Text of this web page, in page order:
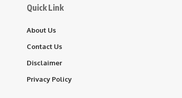
Quick Link
About Us
Contact Us
Disclaimer
Privacy Policy